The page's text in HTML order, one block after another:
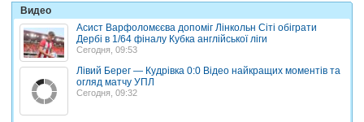
Видео
Асист Варфоломєєва допоміг Лінкольн Сіті обіграти
Дербі в 1/64 фіналу Кубка англійської ліги
Сегодня, 09:53
Лівий Берег — Кудрівка 0:0 Відео найкращих моментів та
огляд матчу УПЛ
Сегодня, 09:32